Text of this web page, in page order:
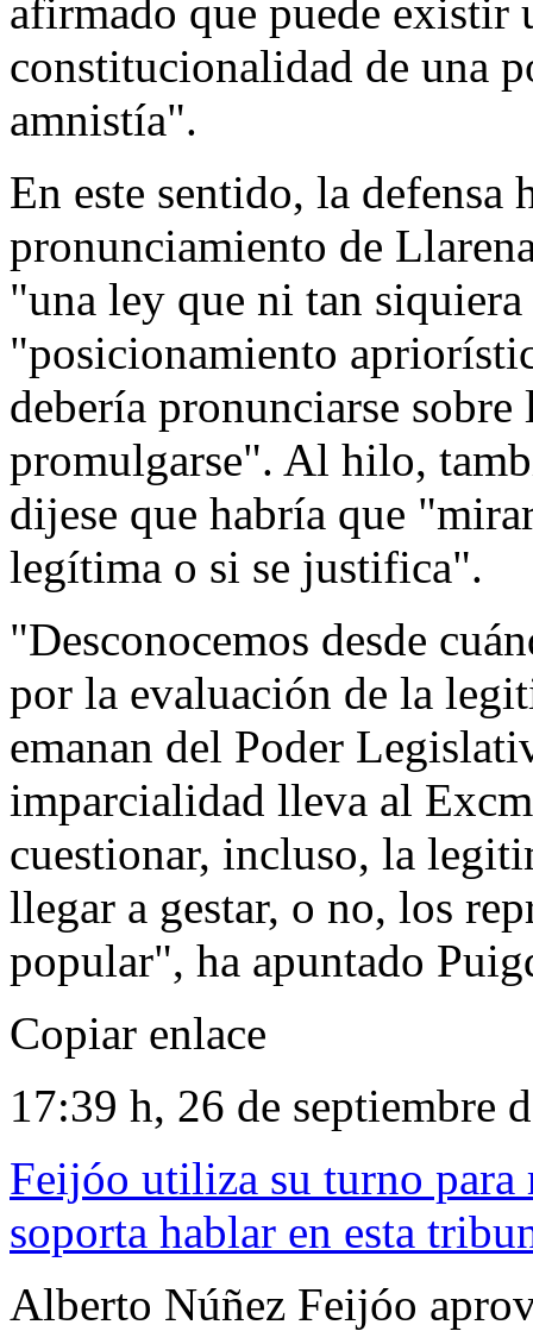
afirmado que puede existir
constitucionalidad de una
amnistía".
En este sentido, la defensa
pronunciamiento de
"una ley que ni tan
"posicionamiento
debería pronunciarse
promulgarse". Al hilo,
dijese que habría que
legítima o si se justifica".
"Desconocemos desde
por la evaluación de la
emanan del Poder
imparcialidad lleva al
cuestionar, incluso, la
llegar a gestar, o no, los
popular", ha apuntado
Copiar enlace
17:39 h, 26 de septiembre
Feijóo utiliza su turno para
soporta hablar en esta
Alberto Núñez Feijóo